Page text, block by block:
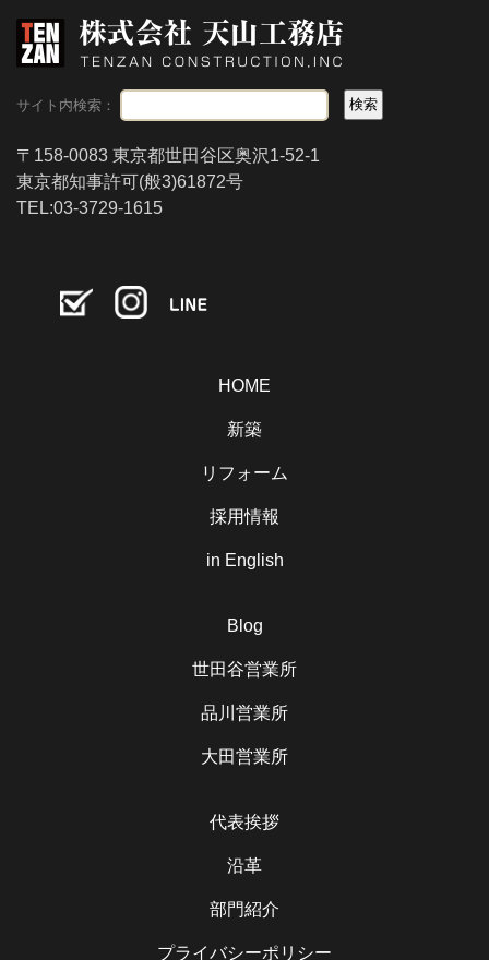
サイト内検索：
〒158-0083 東京都世田谷区奥沢1-52-1
東京都知事許可(般3)61872号
TEL:03-3729-1615
HOME
新築
リフォーム
採用情報
in English
Blog
世田谷営業所
品川営業所
大田営業所
代表挨拶
沿革
部門紹介
プライバシーポリシー